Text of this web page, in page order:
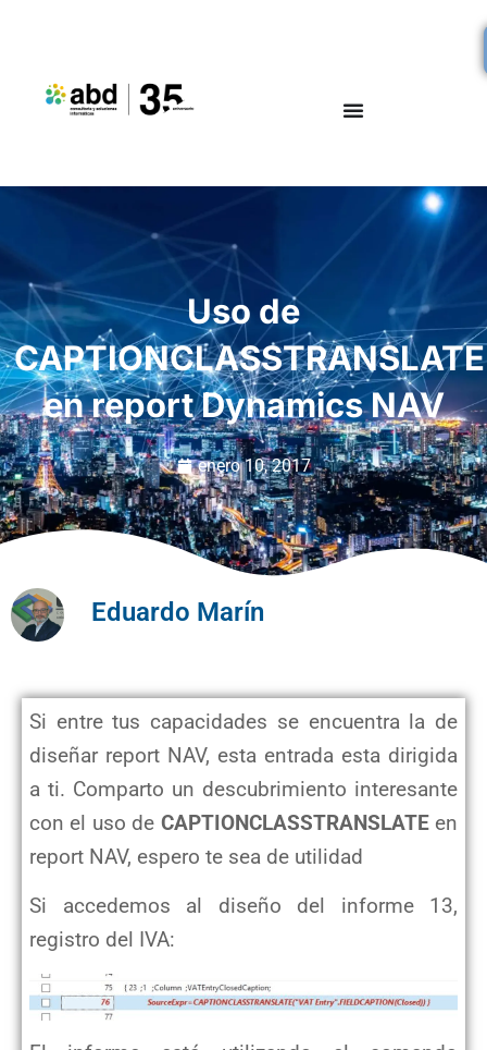
Uso de
CAPTIONCLASSTRANSLATE
en report Dynamics NAV
enero 10, 2017
Eduardo Marín
Si entre tus capacidades se encuentra la de
diseñar report NAV, esta entrada esta dirigida
a ti. Comparto un descubrimiento interesante
con el uso de CAPTIONCLASSTRANSLATEen
report NAV, espero te sea de utilidad
Si accedemos al diseño del informe 13,
registro del IVA: